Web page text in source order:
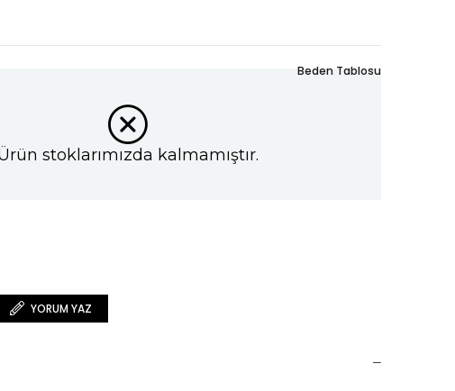
stoklarımızda kalmamıştır.
Beden Tablosu
YORUM YAZ